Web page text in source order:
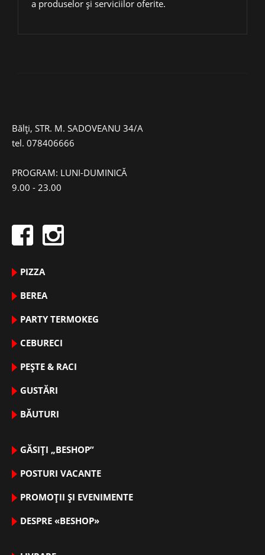
a produselor și serviciilor oferite.
Bălți, STR. M. SADOVEANU 34/A
tel. 078406666
PROGRAM: LUNI-DUMINICĂ
9.00 - 23.00
PIZZA
BEREA
PARTY TERMOKEG
CEBURECI
PEȘTE & RACI
GUSTĂRI
BĂUTURI
GĂSIȚI „BESHOP”
POSTURI VACANTE
PROMOȚII ȘI EVENIMENTE
DESPRE «BESHOP»